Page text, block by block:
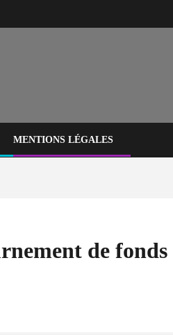
MENTIONS LÉGALES
de fonds